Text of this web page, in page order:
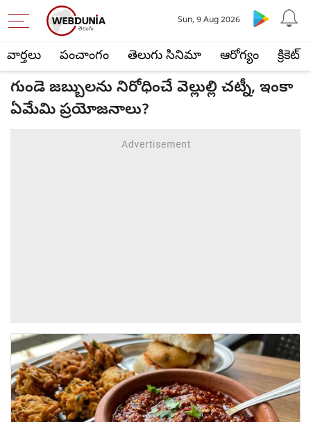
వార్తలు పంచాంగం తెలుగు సినిమా ఆరోగ్యం క్రికెట్
Sun, 9 Aug 2026
గుండె జబ్బులను నిరోధించే వెల్లుల్లి చట్నీ, ఇంకా
ఏమేమి ప్రయోజనాలు?